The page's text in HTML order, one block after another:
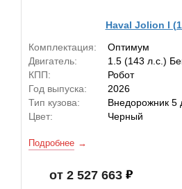
Haval Jolion I
Комплектация:
Оптимум
Двигатель:
1.5 (143 л.с.)
КПП:
Робот
Год выпуска:
2026
Тип кузова:
Внедорожник 5
Цвет:
Черный
Подробнее
от 2 527 663